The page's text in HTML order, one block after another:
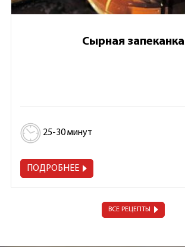
Сырная запеканка
25-30 минут
ПОДРОБНЕЕ
ВСЕ РЕЦЕПТЫ